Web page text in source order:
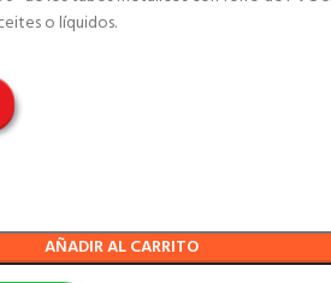
o líquidos.
AÑADIR AL CARRITO